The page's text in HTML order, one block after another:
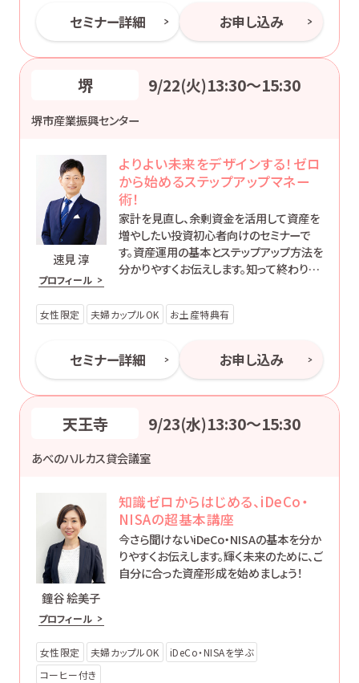
セミナー詳細 お申し込み
堺 9/22(火)13:30〜15:30
堺市産業振興センター
速見 淳
プロフィール
よりよい未来をデザインする！ゼロ
から始めるステップアップマネー
術！
家計を見直し、余剰資金を活用して資産を
増やしたい投資初心者向けのセミナーで
す。資産運用の基本とステップアップ方法を
分かりやすくお伝えします。知って終わりで
座です。
女性限定 夫婦カップルOK お土産特典有
セミナー詳細 お申し込み
天王寺 9/23(水)13:30〜15:30
あべのハルカス貸会議室
鐘谷 絵美子
プロフィール
知識ゼロからはじめる、iDeCo・
NISAの超基本講座
今さら聞けないiDeCo・NISAの基本を分か
りやすくお伝えします。輝く未来のために、ご
自分に合った資産形成を始めましょう！
女性限定 夫婦カップルOK
iDeCo・NISAを学ぶ
コーヒー付き